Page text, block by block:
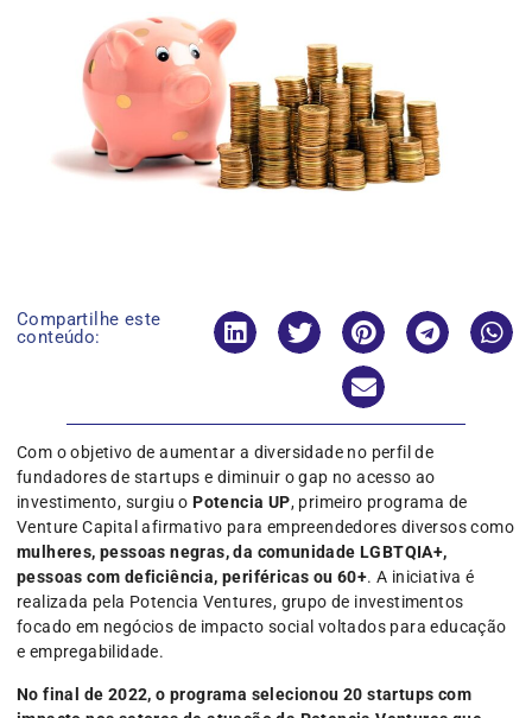
Compartilhe este
conteúdo:
Com o objetivo de aumentar a diversidade no perfil de
fundadores de startups e diminuir o gap no acesso ao
investimento, surgiu oPotencia UP, primeiro programa de
Venture Capital afirmativo para empreendedores diversos como
mulheres, pessoas negras, da comunidade LGBTQIA+,
pessoas com deficiência, periféricas ou 60+. A iniciativa é
realizada pela Potencia Ventures, grupo de investimentos
focado em negócios de impacto social voltados para educação
e empregabilidade.
No final de 2022, o programa selecionou 20 startups com